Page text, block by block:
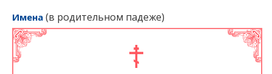
Имена (в родительном падеже)